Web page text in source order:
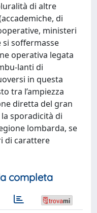
di altre
di
ministeri
si soffermasse
operativa legata
lanti di
in questa
tra l’ampiezza
diretta del gran
sporadicità di
lombarda, se
di carattere
completa